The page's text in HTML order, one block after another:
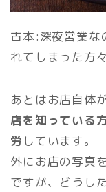
古本:深夜営業な
れてしまった方
あとはお店自体
店を知っている
労 しています。
外にお店の写真
ですが、どうし